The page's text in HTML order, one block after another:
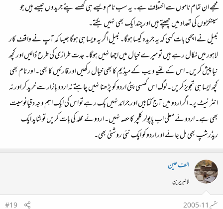
مجھے ان تمام ناموں سے اختلاف ہے۔ یہ سب نام ویسے ہی گھسے پٹے جریدوں جیسے ہیں جو
سینکڑوں کی تعداد میں چھپتے ہیں اور چند ایک بھی نہیں بکتے۔
نبیل نے اچھی بات کہی کہ یہ جریدہ کیسا ہوگا۔ نبیل اگر یہ ویسا ہی ہوگا جیسا کہ آپ نے واقف کار
لاہور میں نکال رہے ہیں تو میرے خیال میں اچھا نہیں ہوگا۔ جدت طرازی کی طرح ڈالیں اور کچھ
نیا پیش کریں۔ اس کے لئیے ویب کے میڈیم کا بھی خیال رکھیں اور قارئیں کا بھی۔ اور نام بھی
کچھ ایسا ہی تجویز کریں۔ لوگ اس گھسی پٹی اردو کو پڑھنا نہیں چاہتے نہ اردو بازار سے خرید کر اور نہ
انٹرنیٹ پر۔ اگر اردو میں آج کتابیں اور جرائد نہیں بک رہے تو اس کی ایک اہم وجہ دقیانوسیت
بھی ہے۔ اردوئے معلی اب پاپولر کلچر کا حصہ نہیں۔ اردوئے محلہ کی بات کریں تو شاید ایک
ریڈرشپ بھی مل جائے اور اردو کو ایک نئی روشنی بھی۔
الف عین
لائبریرین
ستمبر 11، 2005
#19